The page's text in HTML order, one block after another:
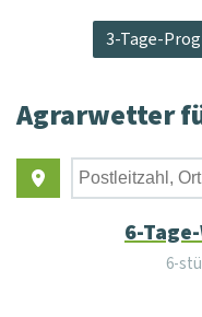
3-Tage-
Agrarwetter
6-
6-